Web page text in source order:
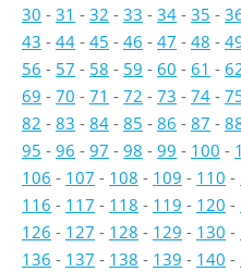
30 - 31 - 32 - 33 - 34 - 35 -
43 - 44 - 45 - 46 - 47 - 48 -
56 - 57 - 58 - 59 - 60 - 61 -
69 - 70 - 71 - 72 - 73 - 74 -
82 - 83 - 84 - 85 - 86 - 87 -
95 - 96 - 97 - 98 - 99 - 100 -
106 - 107 - 108 - 109 - 110 -
116 - 117 - 118 - 119 - 120 -
126 - 127 - 128 - 129 - 130 -
136 - 137 - 138 - 139 - 140 -